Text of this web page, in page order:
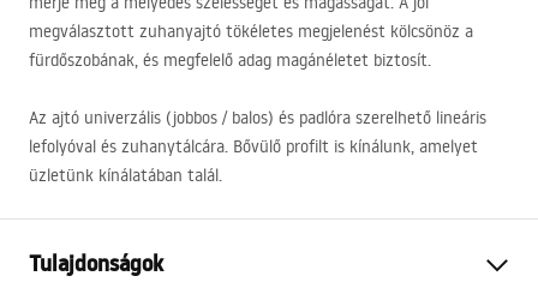
megválasztott zuhanyajtó tökéletes megjelenést kölcsönöz a
fürdőszobának, és megfelelő adag magánéletet biztosít.
Az ajtó univerzális (jobbos / balos) és padlóra szerelhető lineáris
lefolyóval és zuhanytálcára. Bővülő profilt is kínálunk, amelyet
üzletünk kínálatában talál.
Tulajdonságok